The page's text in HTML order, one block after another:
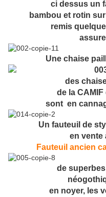
ci dessus un
bambou et rotin
remis
Une chaise
des
de la
sont en
Un fauteuil de
en vente
Fauteuil ancien
de
en noyer, les